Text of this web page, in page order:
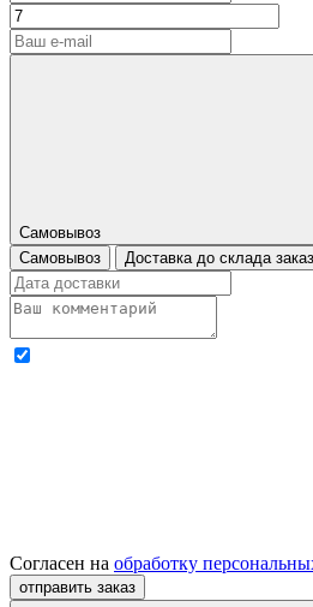
Самовывоз
Самовывоз
Доставка до склада
Согласен на обработку